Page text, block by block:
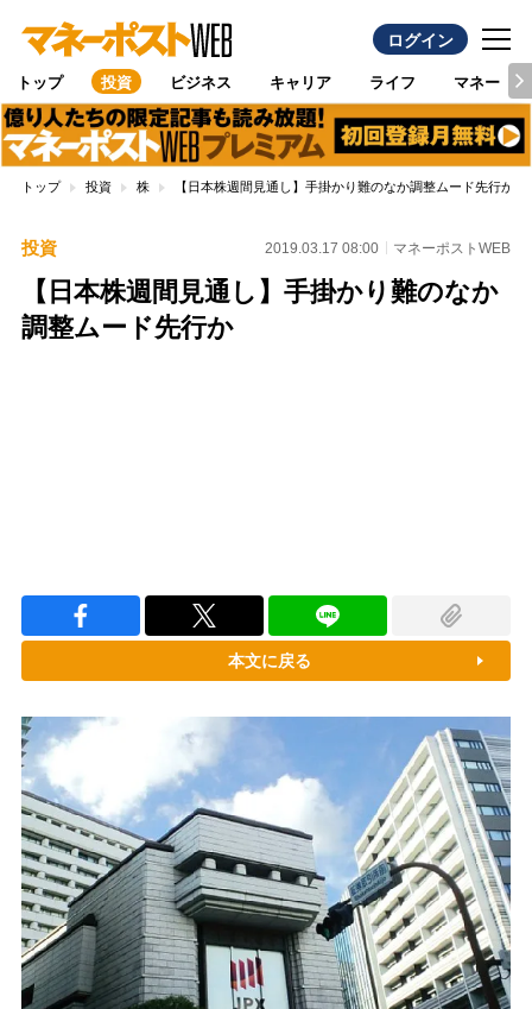
ログイン
トップ 投資 ビジネス キャリア ライフ マネー
トップ 投資 株 【日本株週間見通し】手掛かり難のなか調整ムード先行か
投資 2019.03.17 08:00 マネーポストWEB
【日本株週間見通し】手掛かり難のなか
調整ムード先行か
本文に戻る